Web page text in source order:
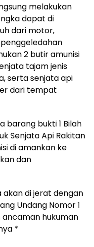
melakukan
dapat di
dari motor,
2 butir amunisi
tajam jenis
serta senjata api
dari tempat
barang bukti 1 Bilah
Senjata Api Rakitan
di amankan ke
dan
di jerat dengan
Undang Nomor 1
ancaman hukuman
*